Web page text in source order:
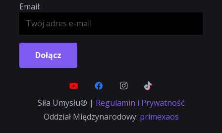
Email:
Dołącz
Siła Umysłu® | Regulamin i Prywatność
Oddział Międzynarodowy: primexaos